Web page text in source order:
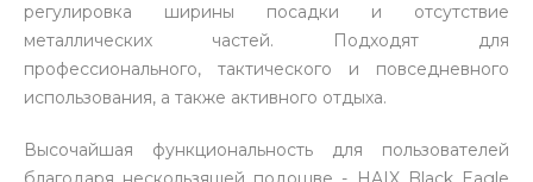
регулировка ширины посадки и отсутствие
металлических частей. Подходят для
профессионального, тактического и повседневного
использования, а также активного отдыха.
Высочайшая функциональность для пользователей